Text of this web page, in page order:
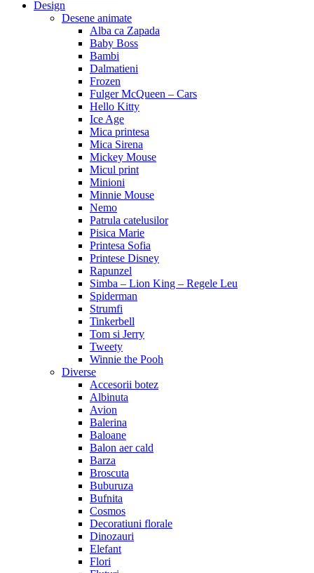
Design
Desene animate
Alba ca Zapada
Baby Boss
Bambi
Dalmatieni
Frozen
Fulger McQueen – Cars
Hello Kitty
Ice Age
Mica printesa
Mica Sirena
Mickey Mouse
Micul print
Minioni
Minnie Mouse
Nemo
Patrula catelusilor
Pisica Marie
Printesa Sofia
Printese Disney
Rapunzel
Simba – Lion King – Regele Leu
Spiderman
Strumfi
Tinkerbell
Tom si Jerry
Tweety
Winnie the Pooh
Diverse
Accesorii botez
Albinuta
Avion
Balerina
Baloane
Balon aer cald
Barza
Broscuta
Buburuza
Bufnita
Cosmos
Decoratiuni florale
Dinozauri
Elefant
Flori